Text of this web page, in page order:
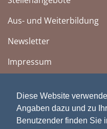
Diese Website
Angaben dazu und zu
Benutzender finden Sie
Aus- und Weiterbildung
Newsletter
Impressum